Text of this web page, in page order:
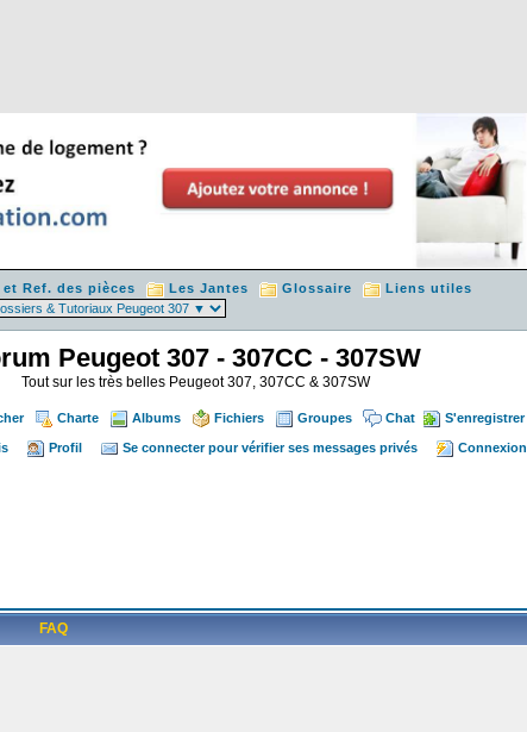
et Ref. des pièces Les Jantes Glossaire Liens utiles
Peugeot 307 - 307CC - 307SW
Tout sur les très belles Peugeot 307, 307CC & 307SW
Charte Albums Fichiers Groupes Chat S'enregistrer
Profil Se connecter pour vérifier ses messages privés Connexion
FAQ